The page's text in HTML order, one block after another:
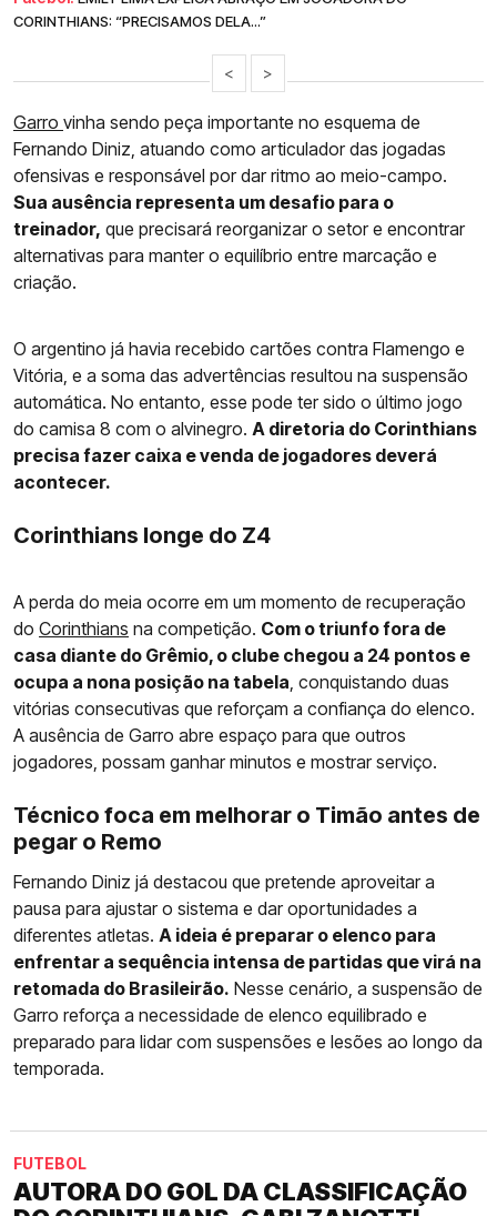
CORINTHIANS: “PRECISAMOS DELA...”
< >
Garro vinha sendo peça importante no esquema de
Fernando Diniz, atuando como articulador das jogadas
ofensivas e responsável por dar ritmo ao meio-campo.
Sua ausência representa um desafio para o
treinador, que precisará reorganizar o setor e encontrar
alternativas para manter o equilíbrio entre marcação e
criação.
O argentino já havia recebido cartões contra Flamengo e
Vitória, e a soma das advertências resultou na suspensão
automática. No entanto, esse pode ter sido o último jogo
do camisa 8 com o alvinegro. A diretoria do Corinthians
precisa fazer caixa e venda de jogadores deverá
acontecer.
Corinthians longe do Z4
A perda do meia ocorre em um momento de recuperação
do Corinthians na competição. Com o triunfo fora de
casa diante do Grêmio, o clube chegou a 24 pontos e
ocupa a nona posição na tabela , conquistando duas
vitórias consecutivas que reforçam a confiança do elenco.
A ausência de Garro abre espaço para que outros
jogadores, possam ganhar minutos e mostrar serviço.
Técnico foca em melhorar o Timão antes de
pegar o Remo
Fernando Diniz já destacou que pretende aproveitar a
pausa para ajustar o sistema e dar oportunidades a
diferentes atletas. A ideia é preparar o elenco para
enfrentar a sequência intensa de partidas que virá na
retomada do Brasileirão. Nesse cenário, a suspensão de
Garro reforça a necessidade de elenco equilibrado e
preparado para lidar com suspensões e lesões ao longo da
temporada.
FUTEBOL
AUTORA DO GOL DA CLASSIFICAÇÃO